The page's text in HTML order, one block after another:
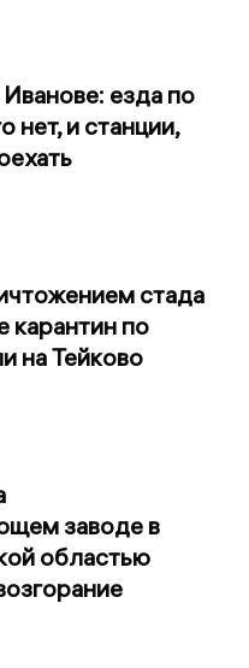
езда по
нет, и станции,
стада
карантин по
на Тейково
заводе в
областью